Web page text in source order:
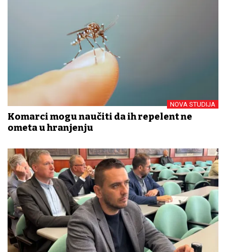
NOVA STUDIJA
Komarci mogu naučiti da ih repelent ne
ometa u hranjenju